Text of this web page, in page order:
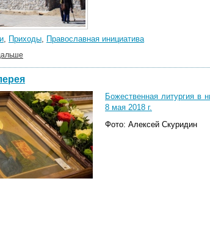
, Приходы, Православная инициатива
Божественная литургия в
8 мая 2018 г.
Фото: Алексей Скуридин